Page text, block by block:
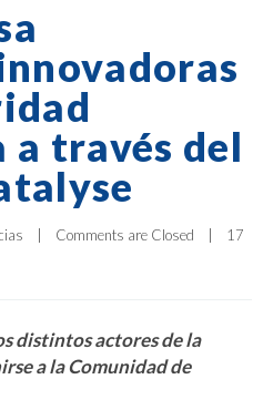
través del
| Comments are Closed |
17
distintos actores de la
a la Comunidad de